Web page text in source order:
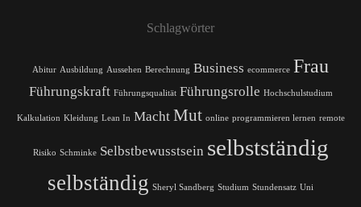
Schlagwörter
Abitur Ausbildung Aussehen Berechnung Business ecommerce Frau
Führungskraft Führungsqualität Führungsrolle Hochschulstudium
Kalkulation Kleidung Lean In Macht Mut online programmieren lernen remote
Risiko Schminke Selbstbewusstsein selbstständig
selbständig Sheryl Sandberg Studium Stundensatz Uni